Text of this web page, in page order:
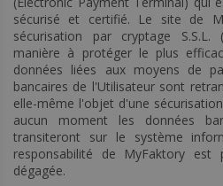
sécurisé et certifié. Le site de
sécurisation par cryptage
manière à protéger le plus
données liées aux moyens de
bancaires de l'Utilisateur sont
elle-même l'objet d'une
aucun moment les données
transiteront sur le système
responsabilité de MyFaktory
dégagée.